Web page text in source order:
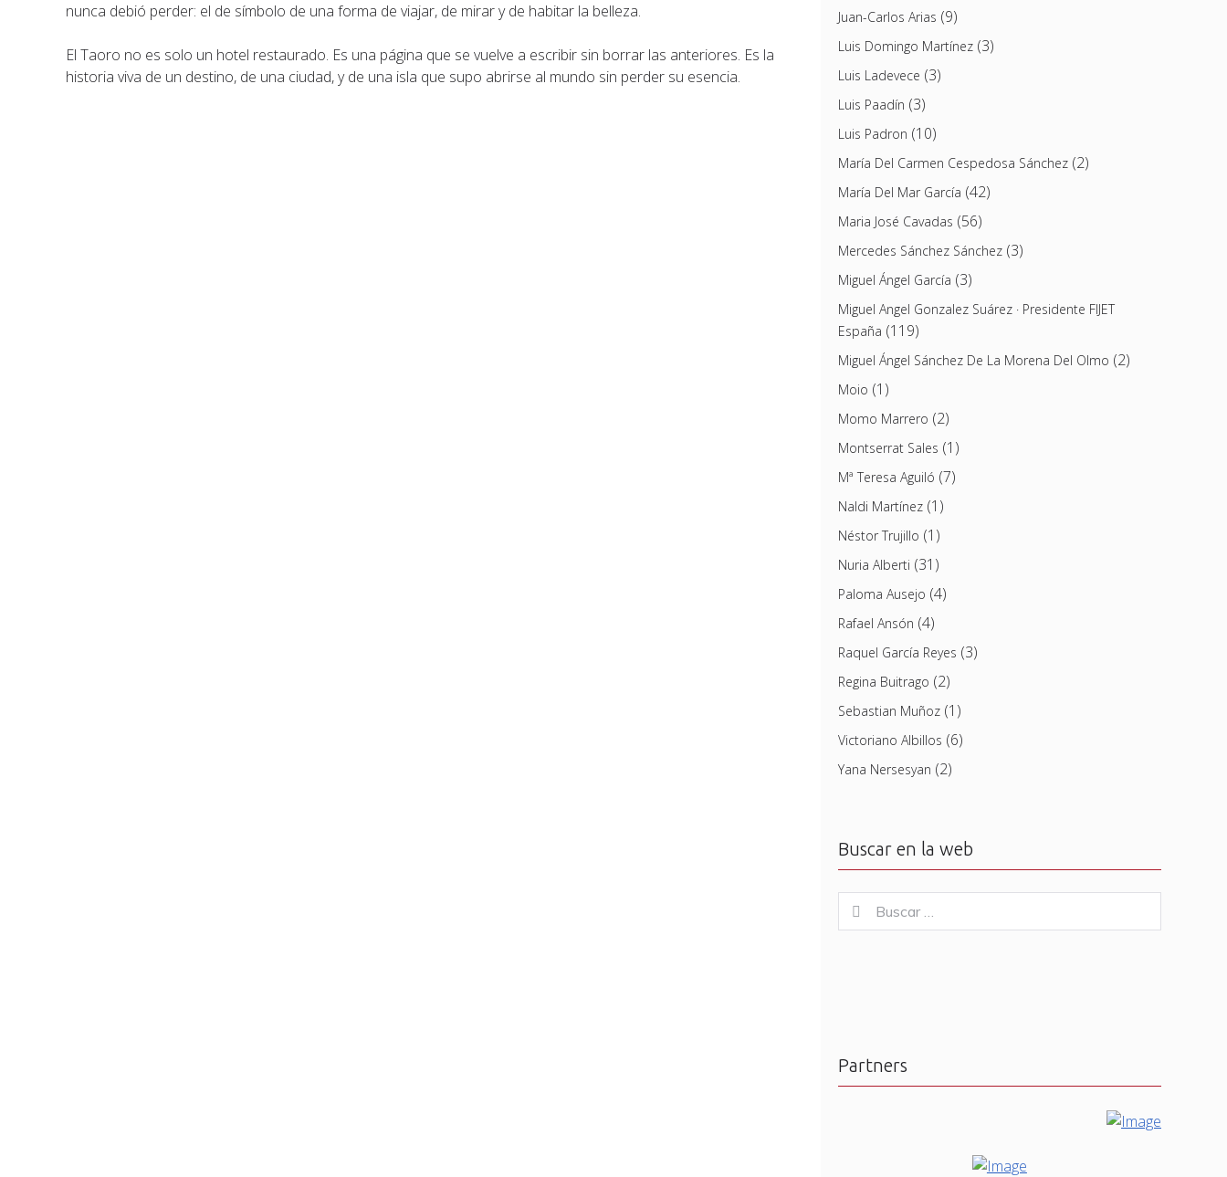
nunca debió perder: el de símbolo de una forma de viajar, de mirar y de habitar la belleza.
El Taoro no es solo un hotel restaurado. Es una página que se vuelve a escribir sin borrar las anteriores. Es la
historia viva de un destino, de una ciudad, y de una isla que supo abrirse al mundo sin perder su esencia.
Juan-Carlos Arias (9)
Luis Domingo Martínez(3)
Luis Ladevece (3)
Luis Paadín (3)
Luis Padron (10)
María Del Carmen Cespedosa Sánchez(2)
María Del Mar García (42)
Maria José Cavadas (56)
Mercedes Sánchez Sánchez(3)
Miguel Ángel García (3)
Miguel Angel Gonzalez Suárez · Presidente FIJET
España (119)
Miguel Ángel Sánchez De La Morena Del Olmo (2)
Moio (1)
Momo Marrero (2)
Montserrat Sales (1)
Mª Teresa Aguiló (7)
Naldi Martínez(1)
Néstor Trujillo (1)
Nuria Alberti (31)
Paloma Ausejo (4)
Rafael Ansón (4)
Raquel García Reyes (3)
Regina Buitrago (2)
Sebastian Muñoz(1)
Victoriano Albillos (6)
Yana Nersesyan (2)
Buscar en la web
for:
Buscar
Partners